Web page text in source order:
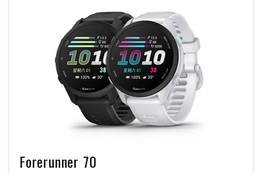
Forerunner 70